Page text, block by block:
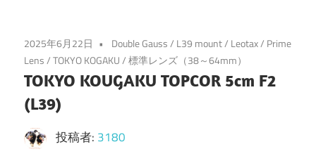
2025年6月22日 Double Gauss/ L39 mount/ Leotax/ Prime
Lens/TOKYO KOGAKU/標準レンズ（38～64mm）
TOKYO KOUGAKU TOPCOR 5cm F2
(L39)
投稿者: 3180